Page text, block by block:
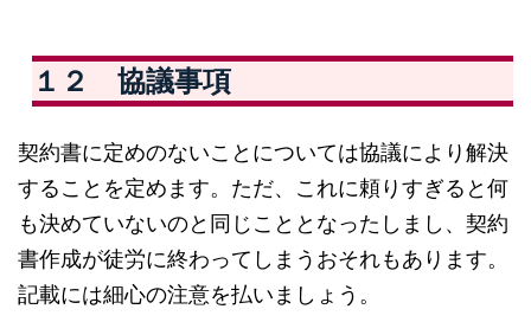
１２ 協議事項
契約書に定めのないことについては協議により解決
することを定めます。ただ、これに頼りすぎると何
も決めていないのと同じこととなったしまし、契約
書作成が徒労に終わってしまうおそれもあります。
記載には細心の注意を払いましょう。